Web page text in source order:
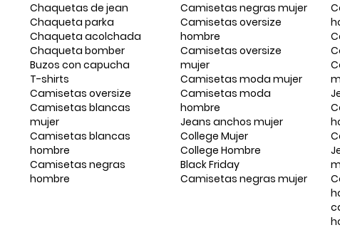
Chaquetas de jean
Chaqueta parka
Chaqueta acolchada
Chaqueta bomber
Buzos con capucha
T-shirts
Camisetas oversize
Camisetas blancas
mujer
Camisetas blancas
hombre
Camisetas negras
hombre
Camisetas negras mujer
Camisetas oversize
hombre
Camisetas oversize
mujer
Camisetas moda mujer
Camisetas moda
hombre
Jeans anchos mujer
College Mujer
College Hombre
Black Friday
Camisetas negras mujer